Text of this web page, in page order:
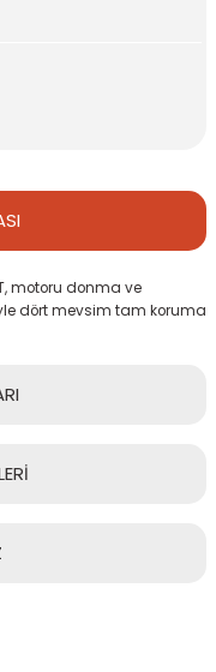
motoru donma ve
dört mevsim tam koruma